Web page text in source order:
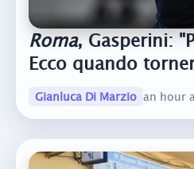
Roma, Gasperini:
Ecco quando
Gianluca Di Marzio an hour